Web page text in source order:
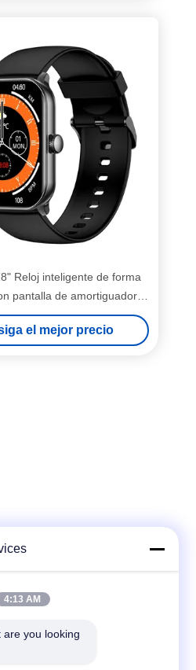
Reloj inteligente de forma
pantalla de amortiguador y
Bluetooth
el mejor precio
4:13 AM
are you looking